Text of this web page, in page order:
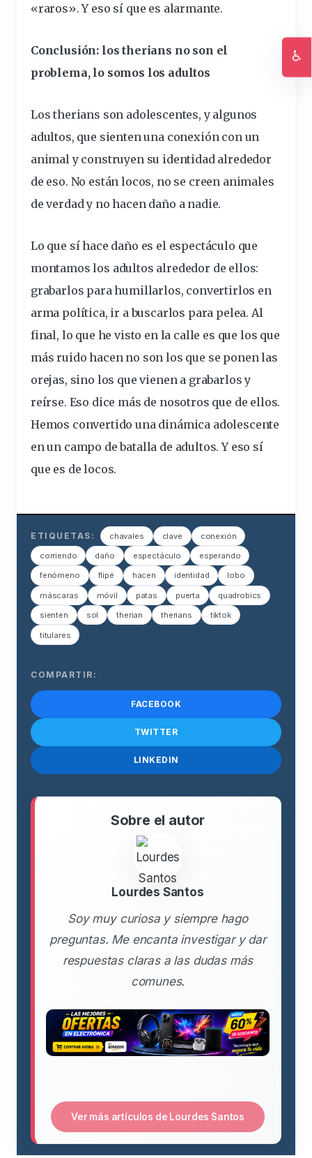
«raros». Y eso sí que es alarmante.
Conclusión: los therians no son el
problema, lo somos los adultos
Los therians son adolescentes, y algunos
adultos, que sienten una conexión con un
animal y construyen su identidad alrededor
de eso. No están locos, no se creen animales
de verdad y no hacen daño a nadie.
Lo que sí hace daño es el espectáculo que
montamos los adultos alrededor de ellos:
grabarlos para humillarlos, convertirlos en
arma política, ir a buscarlos para pelea. Al
final, lo que he visto en la calle es que los que
más ruido hacen no son los que se ponen las
orejas, sino los que vienen a grabarlos y
reírse. Eso dice más de nosotros que de ellos.
Hemos convertido una dinámica adolescente
en un campo de batalla de adultos. Y eso sí
que es de locos.
ETIQUETAS: chavales clave conexión
corriendo daño espectáculo esperando
fenómeno flipé hacen identidad lobo
máscaras móvil patas puerta quadrobics
sienten sol therian therians tiktok
titulares
COMPARTIR:
FACEBOOK
TWITTER
LINKEDIN
Sobre el autor
Lourdes Santos
Soy muy curiosa y siempre hago
preguntas. Me encanta investigar y dar
respuestas claras a las dudas más
comunes.
Ver más artículos de Lourdes Santos
♿